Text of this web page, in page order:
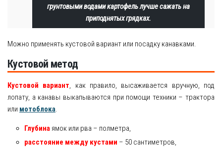
грунтовыми водами картофель лучше сажать на
приподнятых грядках.
Можно применять кустовой вариант или посадку канавками.
Кустовой метод
Кустовой вариант, как правило, высаживается вручную, под
лопату, а канавы выкапываются при помощи техники – трактора
или мотоблока.
Глубинаямок или рва – полметра,
расстояние между кустами – 50 сантиметров,